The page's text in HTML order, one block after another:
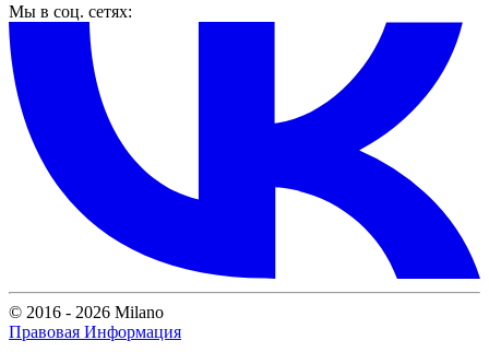
Мы в соц. сетях:
© 2016 - 2026 Milano
Правовая Информация